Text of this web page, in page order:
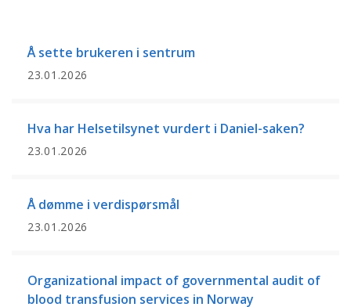
Å sette brukeren i sentrum
23.01.2026
Hva har Helsetilsynet vurdert i Daniel-saken?
23.01.2026
Å dømme i verdispørsmål
23.01.2026
Organizational impact of governmental audit of
blood transfusion services in Norway